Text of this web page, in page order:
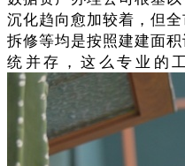
沉化趋向愈加较着，但
拆修等均是按照建建面
统并存，这么专业的